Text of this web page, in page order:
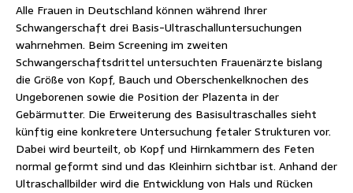
Alle Frauen in Deutschland können während Ihrer
Schwangerschaft drei Basis-Ultraschalluntersuchungen
wahrnehmen. Beim Screening im zweiten
Schwangerschaftsdrittel untersuchten Frauenärzte bislang
die Größe von Kopf, Bauch und Oberschenkelknochen des
Ungeborenen sowie die Position der Plazenta in der
Gebärmutter. Die Erweiterung des Basisultraschalles sieht
künftig eine konkretere Untersuchung fetaler Strukturen vor.
Dabei wird beurteilt, ob Kopf und Hirnkammern des Feten
normal geformt sind und das Kleinhirn sichtbar ist. Anhand der
Ultraschallbilder wird die Entwicklung von Hals und Rücken